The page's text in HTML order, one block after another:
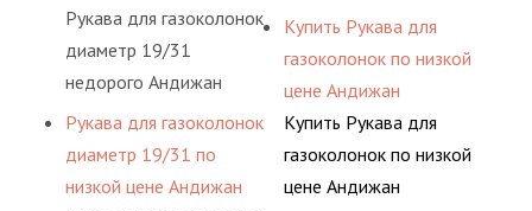
Рукава для газоколонок
диаметр 19/31
недорого Андижан
Рукава для газоколонок
диаметр 19/31 по
низкой цене Андижан
Купить Рукава для
газоколонок по низкой
цене Андижан
Купить Рукава для
газоколонок по низкой
цене Андижан